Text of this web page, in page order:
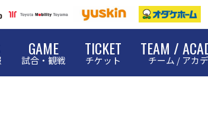
GAME
試合・観戦
TICKET
チケット
TEAM /
チーム / アカ